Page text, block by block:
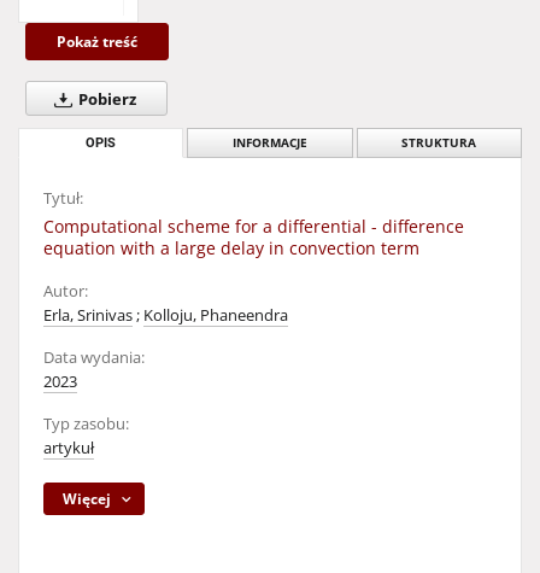
Pokaż treść
Pobierz
OPIS INFORMACJE STRUKTURA
Tytuł:
Computational scheme for a differential - difference
equation with a large delay in convection term
Autor:
Erla, Srinivas; Kolloju, Phaneendra
Data wydania:
2023
Typ zasobu:
artykuł
Więcej